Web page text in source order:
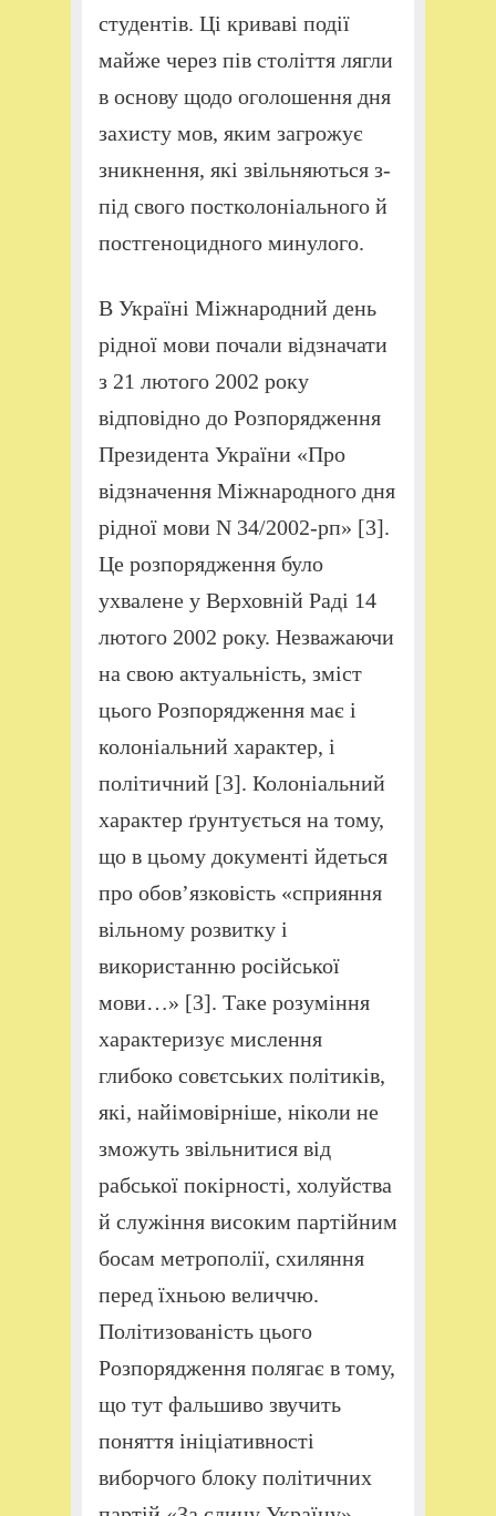
студентів. Ці криваві події
майже через пів століття лягли
в основу щодо оголошення дня
захисту мов, яким загрожує
зникнення, які звільняються з-
під свого постколоніального й
постгеноцидного минулого.
В Україні Міжнародний день
рідної мови почали відзначати
з 21 лютого 2002 року
відповідно до Розпорядження
Президента України «Про
відзначення Міжнародного дня
рідної мови N 34/2002-рп» [3].
Це розпорядження було
ухвалене у Верховній Раді 14
лютого 2002 року. Незважаючи
на свою актуальність, зміст
цього Розпорядження має і
колоніальний характер, і
політичний [3]. Колоніальний
характер ґрунтується на тому,
що в цьому документі йдеться
про обов’язковість «сприяння
вільному розвитку і
використанню російської
мови…» [3]. Таке розуміння
характеризує мислення
глибоко совєтських політиків,
які, найімовірніше, ніколи не
зможуть звільнитися від
рабської покірності, холуйства
й служіння високим партійним
босам метрополії, схиляння
перед їхньою величчю.
Політизованість цього
Розпорядження полягає в тому,
що тут фальшиво звучить
поняття ініціативності
виборчого блоку політичних